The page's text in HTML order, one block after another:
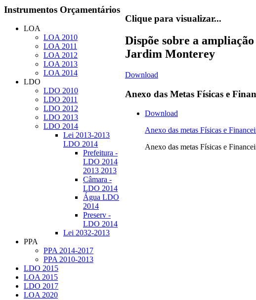
Clique para visualizar...
Dispõe sobre a
Jardim Monterey
Download
Anexo das Metas Físicas e
Download
Anexo das metas Físicas e
Anexo das metas Físicas e
Instrumentos Orçamentários
LOA
LOA 2010
LOA 2011
LOA 2012
LOA 2013
LOA 2014
LDO
LDO 2010
LDO 2011
LDO 2012
LDO 2013
LDO 2014
Lei 2013-2013
LDO 2014
Prefeitura -
LDO 2014
2013 2013
Câmara -
LDO 2014
Água LDO
2014
Preserv -
LDO 2014
Lei 2032-2013
PPA
PPA 2014-2017
PPA 2010-2013
LDO 2015
LOA 2015
LDO 2017
LOA 2020